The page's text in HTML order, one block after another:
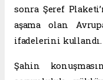
sonra Şeref
aşama olan
ifadelerini kullandı.
Şahin